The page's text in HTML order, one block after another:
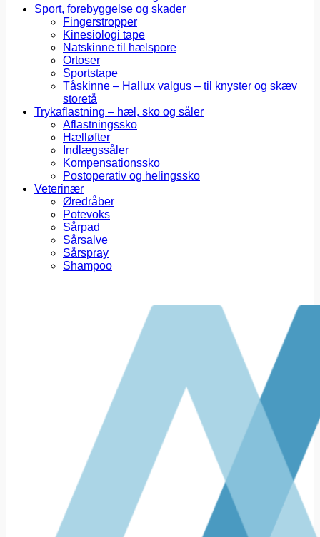
Sport, forebyggelse og skader
Fingerstropper
Kinesiologi tape
Natskinne til hælspore
Ortoser
Sportstape
Tåskinne – Hallux valgus – til knyster og skæv
storetå
Trykaflastning – hæl, sko og såler
Aflastningssko
Hælløfter
Indlægssåler
Kompensationssko
Postoperativ og helingssko
Veterinær
Øredråber
Potevoks
Sårpad
Sårsalve
Sårspray
Shampoo